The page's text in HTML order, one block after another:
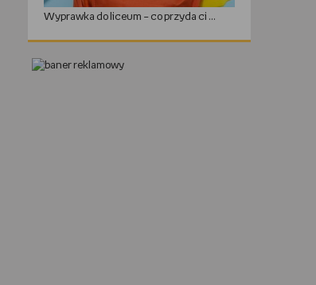
Wyprawka do liceum – co przyda ci się w roku szkolnym?